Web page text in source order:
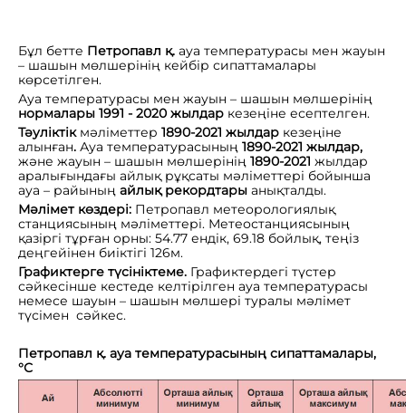
Бұл бетте Петропавл қ. ауа температурасы мен жауын
– шашын мөлшерінің кейбір сипаттамалары
көрсетілген.
Ауа температурасы мен жауын – шашын мөлшерінің
нормалары 1991 - 2020 жылдар кезеңіне есептелген.
Тәуліктік мәліметтер 1890-2021 жылдар кезеңіне
алынған. Ауа температурасының 1890-2021 жылдар,
және жауын – шашын мөлшерінің 1890-2021 жылдар
аралығындағы айлық рұқсаты мәліметтері бойынша
ауа – райының айлық рекордтары анықталды.
Мәлімет көздері: Петропавл метеорологиялық
станциясының мәліметтері. Метеостанциясының
қазіргі тұрған орны: 54.77 ендік, 69.18 бойлық, теңіз
деңгейінен биіктігі 126м.
Графиктерге түсініктеме. Графиктердегі түстер
сәйкесінше кестеде келтірілген ауа температурасы
немесе шауын – шашын мөлшері туралы мәлімет
түсімен сәйкес.
Петропавл қ. ауа температурасының сипаттамалары,
°С